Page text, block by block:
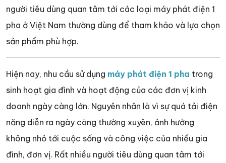
người tiêu dùng quan tâm tới các loại máy phát điện 1
pha ở Việt Nam thường dùng để tham khảo và lựa chọn
sản phẩm phù hợp.
Hiện nay, nhu cầu sử dụng máy phát điện 1 pha trong
sinh hoạt gia đình và hoạt động của các đơn vị kinh
doanh ngày càng lớn. Nguyên nhân là vì sự quá tải điện
năng diễn ra ngày càng thường xuyên, ảnh hưởng
không nhỏ tới cuộc sống và công việc của nhiều gia
đình, đơn vị. Rất nhiều người tiêu dùng quan tâm tới